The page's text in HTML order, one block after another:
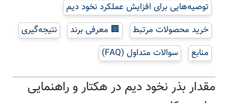
توصیه‌هایی برای افزایش عملکرد نخود دیم
خرید محصولات مرتبط
🏢 معرفی برند
نتیجه‌گیری
منابع
سوالات متداول (FAQ)
مقدار بذر نخود دیم در هکتار و راهنمایی